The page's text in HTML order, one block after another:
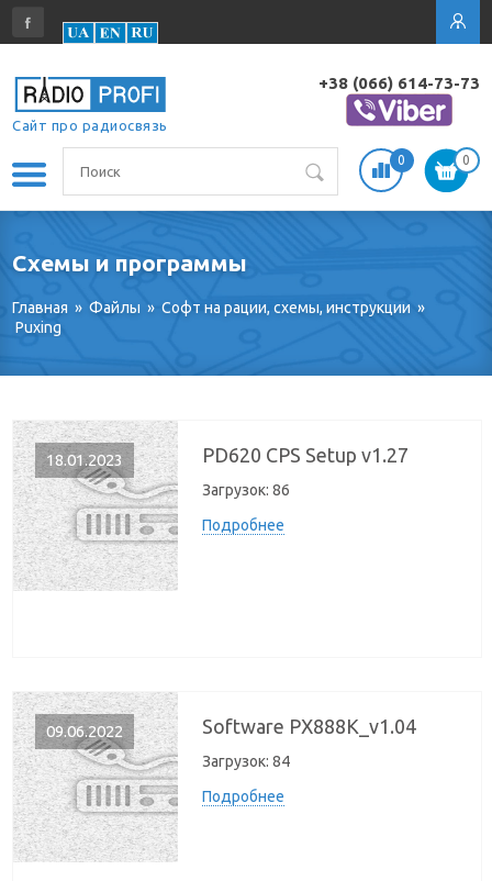
Сайт про радиосвязь
+38 (066) 614-73-73
0 0
Схемы и программы
Главная » Файлы » Софт на рации, схемы, инструкции »
Puxing
18.01.2023 PD620 CPS Setup v1.27
Загрузок: 86
Подробнее
09.06.2022 Software PX888K_v1.04
Загрузок: 84
Подробнее